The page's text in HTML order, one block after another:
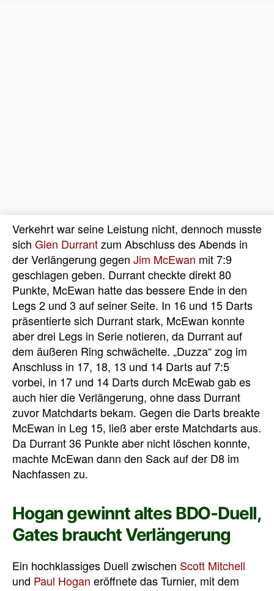
Verkehrt war seine Leistung nicht, dennoch musste
sich Glen Durrantzum Abschluss des Abends in
der Verlängerung gegen Jim McEwan mit 7:9
geschlagen geben. Durrant checkte direkt 80
Punkte, McEwan hatte das bessere Ende in den
Legs 2 und 3 auf seiner Seite. In 16 und 15 Darts
präsentierte sich Durrant stark, McEwan konnte
aber drei Legs in Serie notieren, da Durrant auf
dem äußeren Ring schwächelte. „Duzza“ zog im
Anschluss in 17, 18, 13 und 14 Darts auf 7:5
vorbei, in 17 und 14 Darts durch McEwab gab es
auch hier die Verlängerung, ohne dass Durrant
zuvor Matchdarts bekam. Gegen die Darts breakte
McEwan in Leg 15, ließ aber erste Matchdarts aus.
Da Durrant 36 Punkte aber nicht löschen konnte,
machte McEwan dann den Sack auf der D8 im
Nachfassen zu.
Hogan gewinnt altes BDO-Duell,
Gates braucht Verlängerung
Ein hochklassiges Duell zwischen Scott Mitchell
und Paul Hogan eröffnete das Turnier, mit dem